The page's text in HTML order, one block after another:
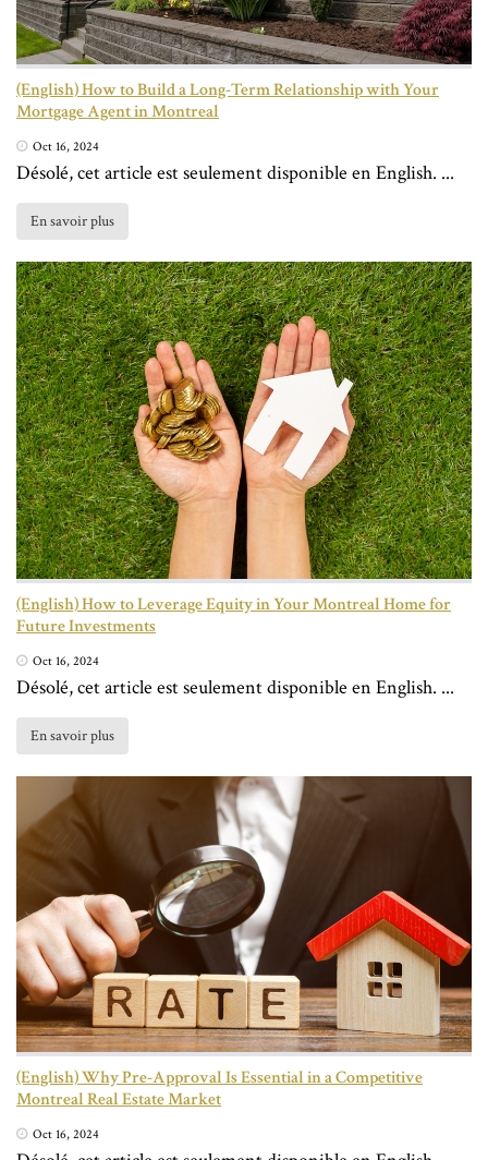
(English) How to Build a Long-Term Relationship with Your
Mortgage Agent in Montreal
Oct 16, 2024
Désolé, cet article est seulement disponible en English. ...
En savoir plus
(English) How to Leverage Equity in Your Montreal Home for
Future Investments
Oct 16, 2024
Désolé, cet article est seulement disponible en English. ...
En savoir plus
(English) Why Pre-Approval Is Essential in a Competitive
Montreal Real Estate Market
Oct 16, 2024